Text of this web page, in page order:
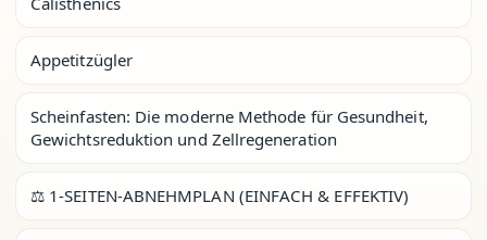
Appetitzügler
Scheinfasten: Die moderne Methode für Gesundheit,
Gewichtsreduktion und Zellregeneration
⚖️ 1-SEITEN-ABNEHMPLAN (EINFACH & EFFEKTIV)